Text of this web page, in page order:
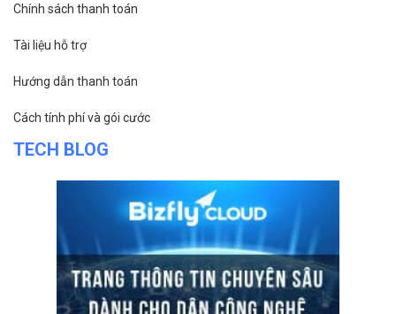
Chính sách thanh toán
Tài liệu hỗ trợ
Hướng dẫn thanh toán
Cách tính phí và gói cước
TECH BLOG